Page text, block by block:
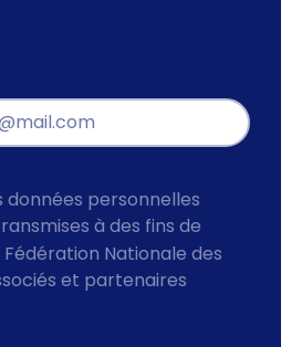
données personnelles
à des fins de
Nationale des
et partenaires